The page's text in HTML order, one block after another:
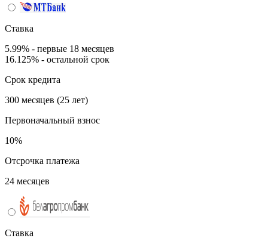
Ставка
5.99% - первые 18 месяцев
16.125% - остальной срок
Срок кредита
300 месяцев (25 лет)
Первоначальный взнос
10%
Отсрочка платежа
24 месяцев
Ставка